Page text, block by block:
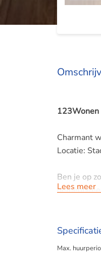
123Wonen
Charmant
Locatie:
Ben je op
De
Lees meer
Max.